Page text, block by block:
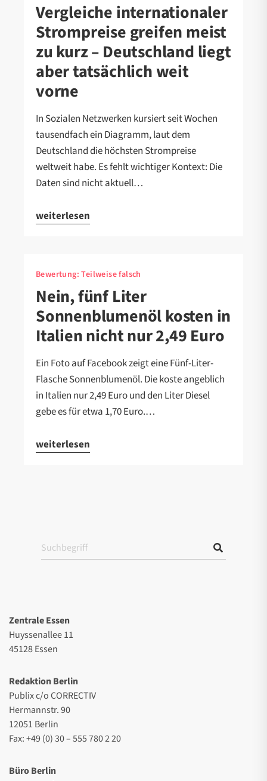
Vergleiche internationaler
Strompreise greifen meist
zu kurz – Deutschland liegt
aber tatsächlich weit
vorne
In Sozialen Netzwerken kursiert seit Wochen
tausendfach ein Diagramm, laut dem
Deutschland die höchsten Strompreise
weltweit habe. Es fehlt wichtiger Kontext: Die
Daten sind nicht aktuell…
weiterlesen
Bewertung:Teilweise falsch
Nein, fünf Liter
Sonnenblumenöl kosten in
Italien nicht nur 2,49 Euro
Ein Foto auf Facebook zeigt eine Fünf-Liter-
Flasche Sonnenblumenöl. Die koste angeblich
in Italien nur 2,49 Euro und den Liter Diesel
gebe es für etwa 1,70 Euro.…
weiterlesen
Zentrale Essen
Huyssenallee 11
45128 Essen
Redaktion Berlin
Publix c/o CORRECTIV
Hermannstr. 90
12051 Berlin
Fax: +49 (0) 30 – 555 780 2 20
Büro Berlin